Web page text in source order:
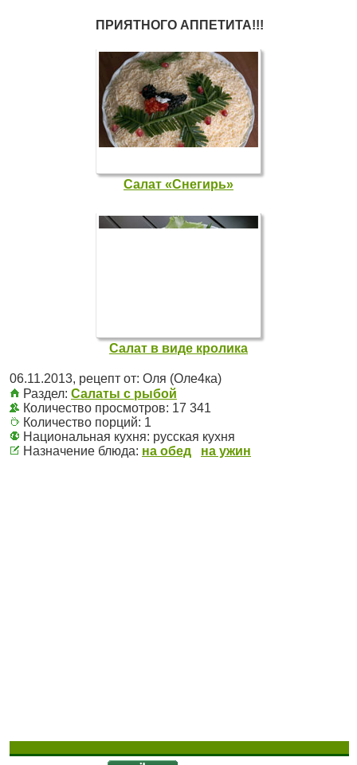
ПРИЯТНОГО АППЕТИТА!!!
Салат «Снегирь»
Салат в виде кролика
06.11.2013, рецепт от: Оля (Оле4ка)
Раздел: Салаты с рыбой
Количество просмотров: 17 341
Количество порций: 1
Национальная кухня: русская кухня
Назначение блюда: на обед на ужин